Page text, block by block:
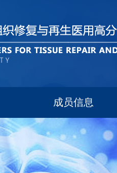
成员信息